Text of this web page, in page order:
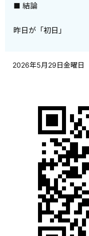
■ 結論
昨日が「初日」
2026年5月29日金曜